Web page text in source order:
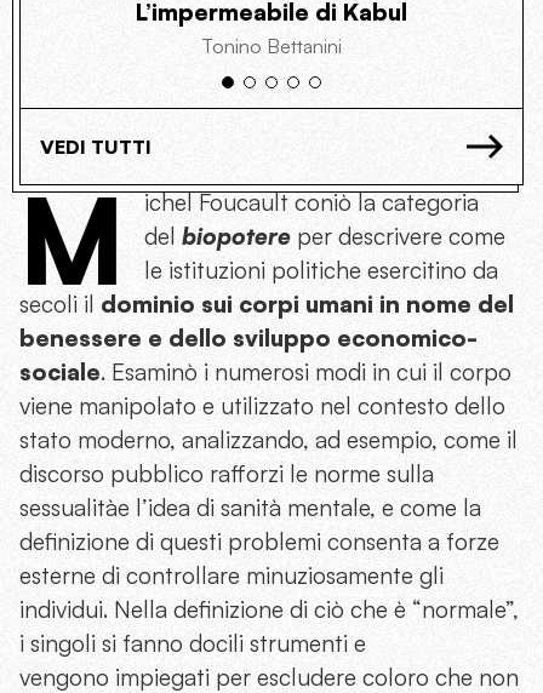
L’impermeabile di Kabul
Tonino Bettanini
VEDI TUTTI
M
ichel Foucault coniò la categoria
del biopotere per descrivere come
le istituzioni politiche esercitino da
secoli il dominio sui corpi umani in nome del
benessere e dello sviluppo economico-
sociale. Esaminò i numerosi modi in cui il corpo
viene manipolato e utilizzato nel contesto dello
stato moderno, analizzando, ad esempio, come il
discorso pubblico rafforzi le norme sulla
sessualitàe l’idea di sanità mentale, e come la
definizione di questi problemi consenta a forze
esterne di controllare minuziosamente gli
individui. Nella definizione di ciò che è “normale”,
i singoli si fanno docili strumenti e
vengono impiegati per escludere coloro che non